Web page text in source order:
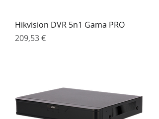
Hikvision DVR 5n1 Gama PRO
Preço
209,53 €